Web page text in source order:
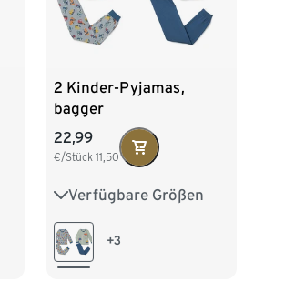
2 Kinder-Pyjamas,
bagger
22,99
€/Stück11,50
Verfügbare Größen
86/92 98/104
110/116 +3